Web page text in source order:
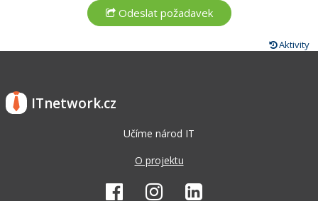
Aktivity
ITnetwork.cz
Učíme národ IT
O projektu